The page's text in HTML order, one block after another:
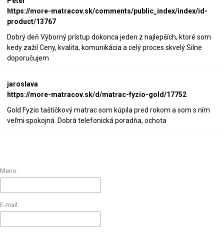
https://more-matracov.sk/comments/public_index/index/id-
product/13767
Dobrý deň Výborný prístup dokonca jeden z najlepších, ktoré som
kedy zažil Ceny, kvalita, komunikácia a celý proces skvelý Silne
doporučujem
jaroslava
https://more-matracov.sk/d/matrac-fyzio-gold/17752
Gold Fyzio taštičkový matrac som kúpila pred rokom a som s ním
veľmi spokojná. Dobrá telefonická poradňa, ochota
Meno:
E-mail: